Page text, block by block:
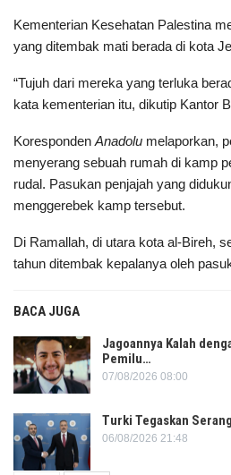
Kementerian Kesehatan Palestina
yang ditembak mati berada di kota
“Tujuh dari mereka yang terluka
kata kementerian itu, dikutip Kantor
Koresponden Anadolu melaporkan,
menyerang sebuah rumah di kamp
rudal. Pasukan penjajah yang
menggerebek kamp tersebut.
Di Ramallah, di utara kota al-Bireh,
tahun ditembak kepalanya oleh
BACA JUGA
Jagoannya Kalah
Pemilu…
07/08/2026 08:00
Turki Tegaskan
06/08/2026 21:48